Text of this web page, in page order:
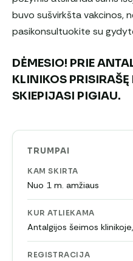
buvo sušvirkšta vakcinos,
pasikonsultuokite su
DĖMESIO! PRIE
KLINIKOS
SKIEPIJASI PIGIAU.
TRUMPAI
KAM SKIRTA
Nuo 1 m. amžiaus
KUR ATLIEKAMA
Antalgijos šeimos
REGISTRACIJA